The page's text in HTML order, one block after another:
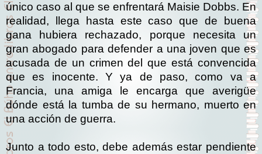
único caso al que se enfrentará Maisie Dobbs. En
realidad, llega hasta este caso que de buena
gana hubiera rechazado, porque necesita un
gran abogado para defender a una joven que es
acusada de un crimen del que está convencida
que es inocente. Y ya de paso, como va a
Francia, una amiga le encarga que averigüe
dónde está la tumba de su hermano, muerto en
una acción de guerra.
Junto a todo esto, debe además estar pendiente